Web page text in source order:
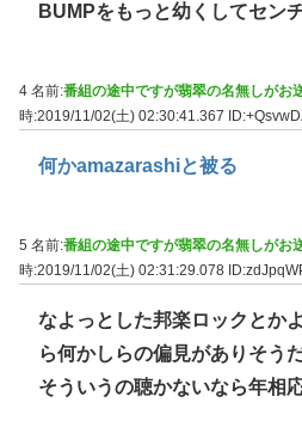
BUMPをもっと幼くしてセン
4 名前:番組の途中ですが翡翠の名無しがお
時:2019/11/02(土) 02:30:41.367
何かamazarashiと被る
5 名前:番組の途中ですが翡翠の名無しがお
時:2019/11/02(土) 02:31:29.078
なよっとした邦楽ロックとか
ら何かしらの偏見がありそう
そういうの聴かないなら年相